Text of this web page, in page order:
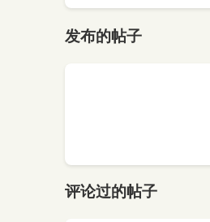
发布的帖子
评论过的帖子